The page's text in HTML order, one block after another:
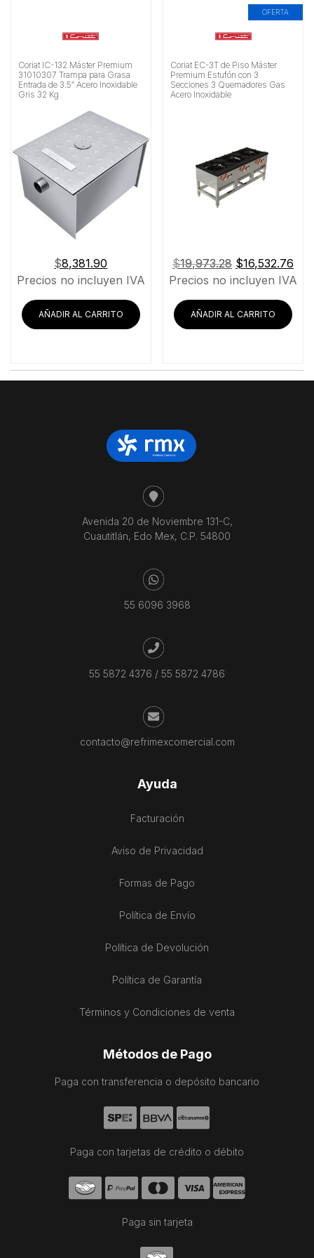
Coriat IC-132 Máster Premium
31010307 Trampa para Grasa
Entrada de 3.5″ Acero Inoxidable
Gris 32 Kg
$8,381.90
Precios no incluyen IVA
AÑADIR AL CARRITO
OFERTA
Coriat EC-3T de Piso Máster
Premium Estufón con 3
Secciones 3 Quemadores Gas
Acero Inoxidable
$19,973.28 El
precio
era:
$19,973.28.
$16,532.76
Precios no incluyen IVA
AÑADIR AL CARRITO
Avenida 20 de Noviembre 131-C,
Cuautitlán, Edo Mex, C.P. 54800
55 6096 3968
55 5872 4376 / 55 5872 4786
contacto@refrimexcomercial.com
Ayuda
Facturación
Aviso de Privacidad
Formas de Pago
Política de Envío
Política de Devolución
Política de Garantía
Términos y Condiciones de venta
Métodos de Pago
Paga con transferencia o depósito bancario
Paga con tarjetas de crédito o débito
Paga sin tarjeta